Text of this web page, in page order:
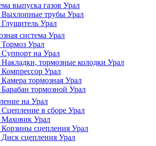
выпуска газов Урал
Выхлопные трубы Урал
Глушитель Урал
система Урал
Тормоз Урал
Суппорт на Урал
Накладки, тормозные колодки Урал
Компрессор Урал
Камера тормозная Урал
Барабан тормозной Урал
на Урал
Сцепление в сборе Урал
Маховик Урал
Корзины сцепления Урал
Диск сцепления Урал